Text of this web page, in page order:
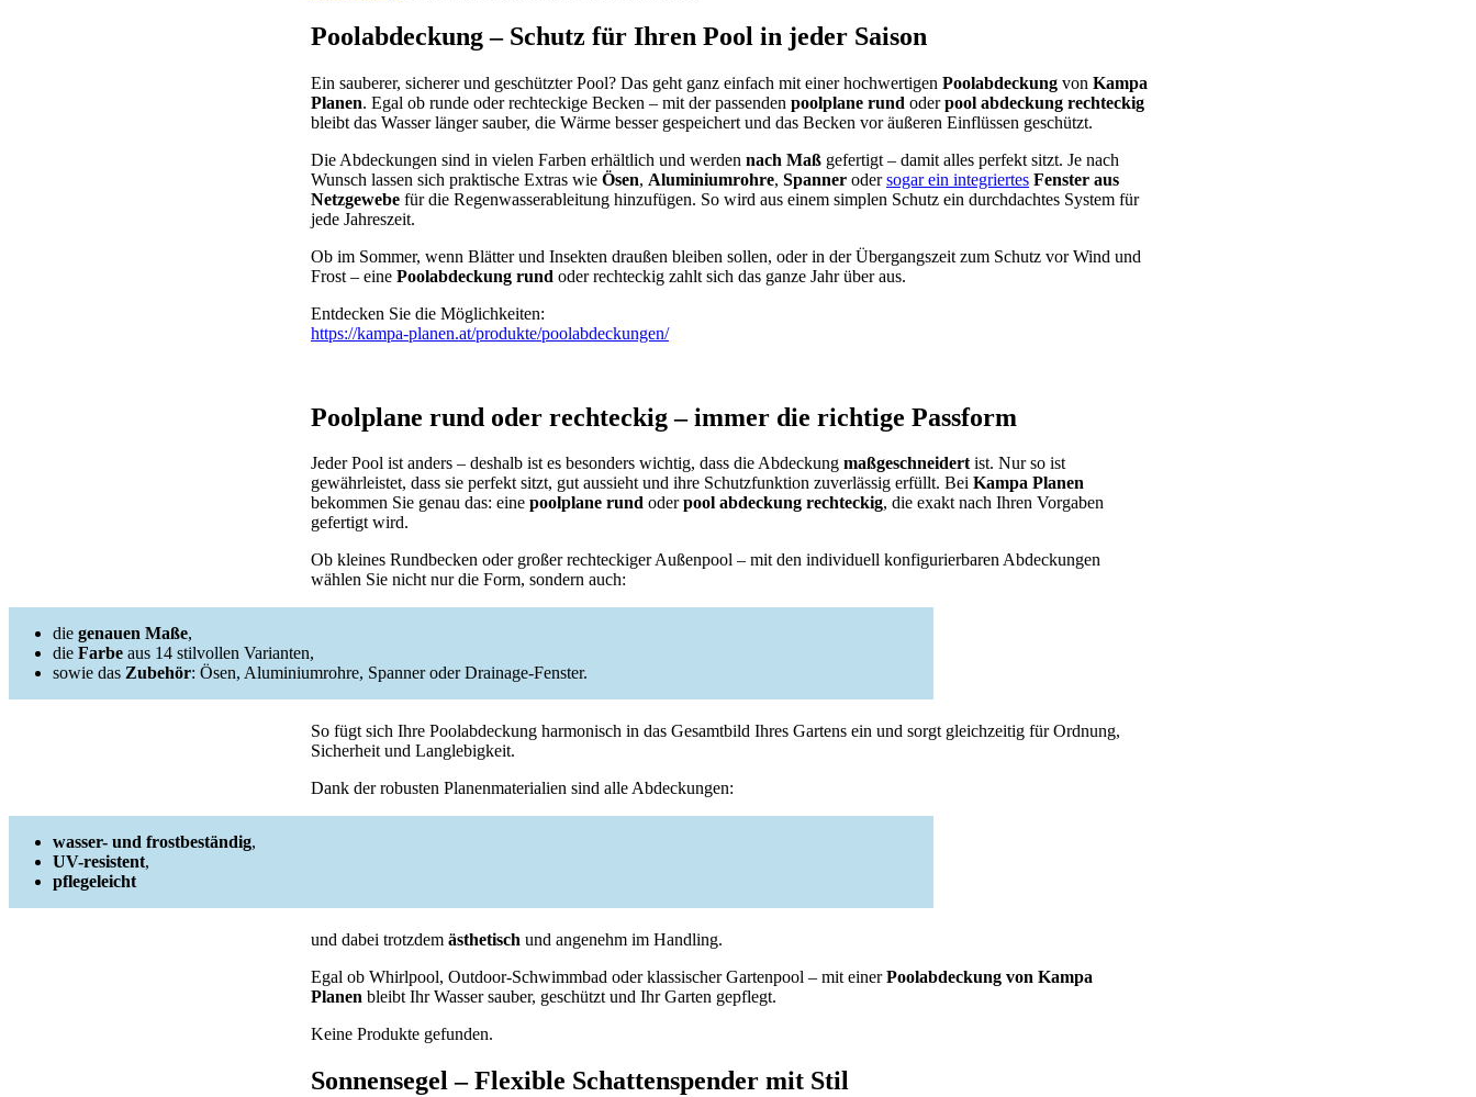
Poolabdeckung – Schutz für Ihren Pool in jeder Saison
Ein sauberer, sicherer und geschützter Pool? Das geht ganz einfach mit einer hochwertigen Poolabdeckung von Kampa
Planen. Egal ob runde oder rechteckige Becken – mit der passenden poolplane rund oderpool abdeckung rechteckig
bleibt das Wasser länger sauber, die Wärme besser gespeichert und das Becken vor äußeren Einflüssen geschützt.
Die Abdeckungen sind in vielen Farben erhältlich und werden nach Maß gefertigt – damit alles perfekt sitzt. Je nach
Wunsch lassen sich praktische Extras wie Ösen, Aluminiumrohre, Spanner odersogar ein integriertes Fenster aus
Netzgewebe für die Regenwasserableitung hinzufügen. So wird aus einem simplen Schutz ein durchdachtes System für
jede Jahreszeit.
Ob im Sommer, wenn Blätter und Insekten draußen bleiben sollen, oder in der Übergangszeit zum Schutz vor Wind und
Frost – eine Poolabdeckung rund oder rechteckig zahlt sich das ganze Jahr über aus.
Entdecken Sie die Möglichkeiten:
https://kampa-planen.at/produkte/poolabdeckungen/
Poolplane rund oder rechteckig – immer die richtige Passform
Jeder Pool ist anders – deshalb ist es besonders wichtig, dass die Abdeckung maßgeschneidertist. Nur so ist
gewährleistet, dass sie perfekt sitzt, gut aussieht und ihre Schutzfunktion zuverlässig erfüllt. Bei Kampa Planen
bekommen Sie genau das: eine poolplane rund oderpool abdeckung rechteckig, die exakt nach Ihren Vorgaben
gefertigt wird.
Ob kleines Rundbecken oder großer rechteckiger Außenpool – mit den individuell konfigurierbaren Abdeckungen
wählen Sie nicht nur die Form, sondern auch:
die genauen Maße,
die Farbe aus 14 stilvollen Varianten,
sowie das Zubehör: Ösen, Aluminiumrohre, Spanner oder Drainage-Fenster.
So fügt sich Ihre Poolabdeckung harmonisch in das Gesamtbild Ihres Gartens ein und sorgt gleichzeitig für Ordnung,
Sicherheit und Langlebigkeit.
Dank der robusten Planenmaterialien sind alle Abdeckungen:
wasser- und frostbeständig,
UV-resistent,
pflegeleicht
und dabei trotzdem ästhetisch und angenehm im Handling.
Egal ob Whirlpool, Outdoor-Schwimmbad oder klassischer Gartenpool – mit einerPoolabdeckung von Kampa
Planen bleibt Ihr Wasser sauber, geschützt und Ihr Garten gepflegt.
Keine Produkte gefunden.
Sonnensegel – Flexible Schattenspender mit Stil